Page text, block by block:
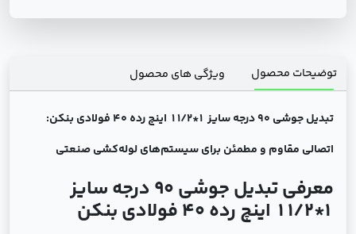
توضیحات محصول ویژگی های محصول
تبدیل جوشی 90 درجه سایز 1*1/2 1 اینچ رده 40 فولادی بنکن:
اتصالی مقاوم و مطمئن برای سیستم‌های لوله‌کشی صنعتی
معرفی تبدیل جوشی 90 درجه سایز